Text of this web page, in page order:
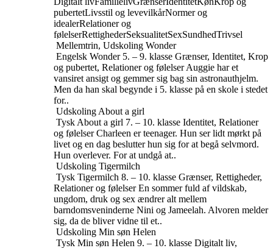
pubertetLivsstil og levevilkårNormer og
idealerRelationer og
følelserRettighederSeksualitetSexSundhedTrivsel
Mellemtrin, Udskoling Wonder
Engelsk Wonder 5. – 9. klasse Grænser, Identitet, Krop
og pubertet, Relationer og følelser Auggie har et
vansiret ansigt og gemmer sig bag sin astronauthjelm.
Men da han skal begynde i 5. klasse på en skole i stedet
for..
Udskoling About a girl
Tysk About a girl 7. – 10. klasse Identitet, Relationer
og følelser Charleen er teenager. Hun ser lidt mørkt på
livet og en dag beslutter hun sig for at begå selvmord.
Hun overlever. For at undgå at..
Udskoling Tigermilch
Tysk Tigermilch 8. – 10. klasse Grænser, Rettigheder,
Relationer og følelser En sommer fuld af vildskab,
ungdom, druk og sex ændrer alt mellem
barndomsveninderne Nini og Jameelah. Alvoren melder
sig, da de bliver vidne til et..
Udskoling Min søn Helen
Tysk Min søn Helen 9. – 10. klasse Digitalt liv,